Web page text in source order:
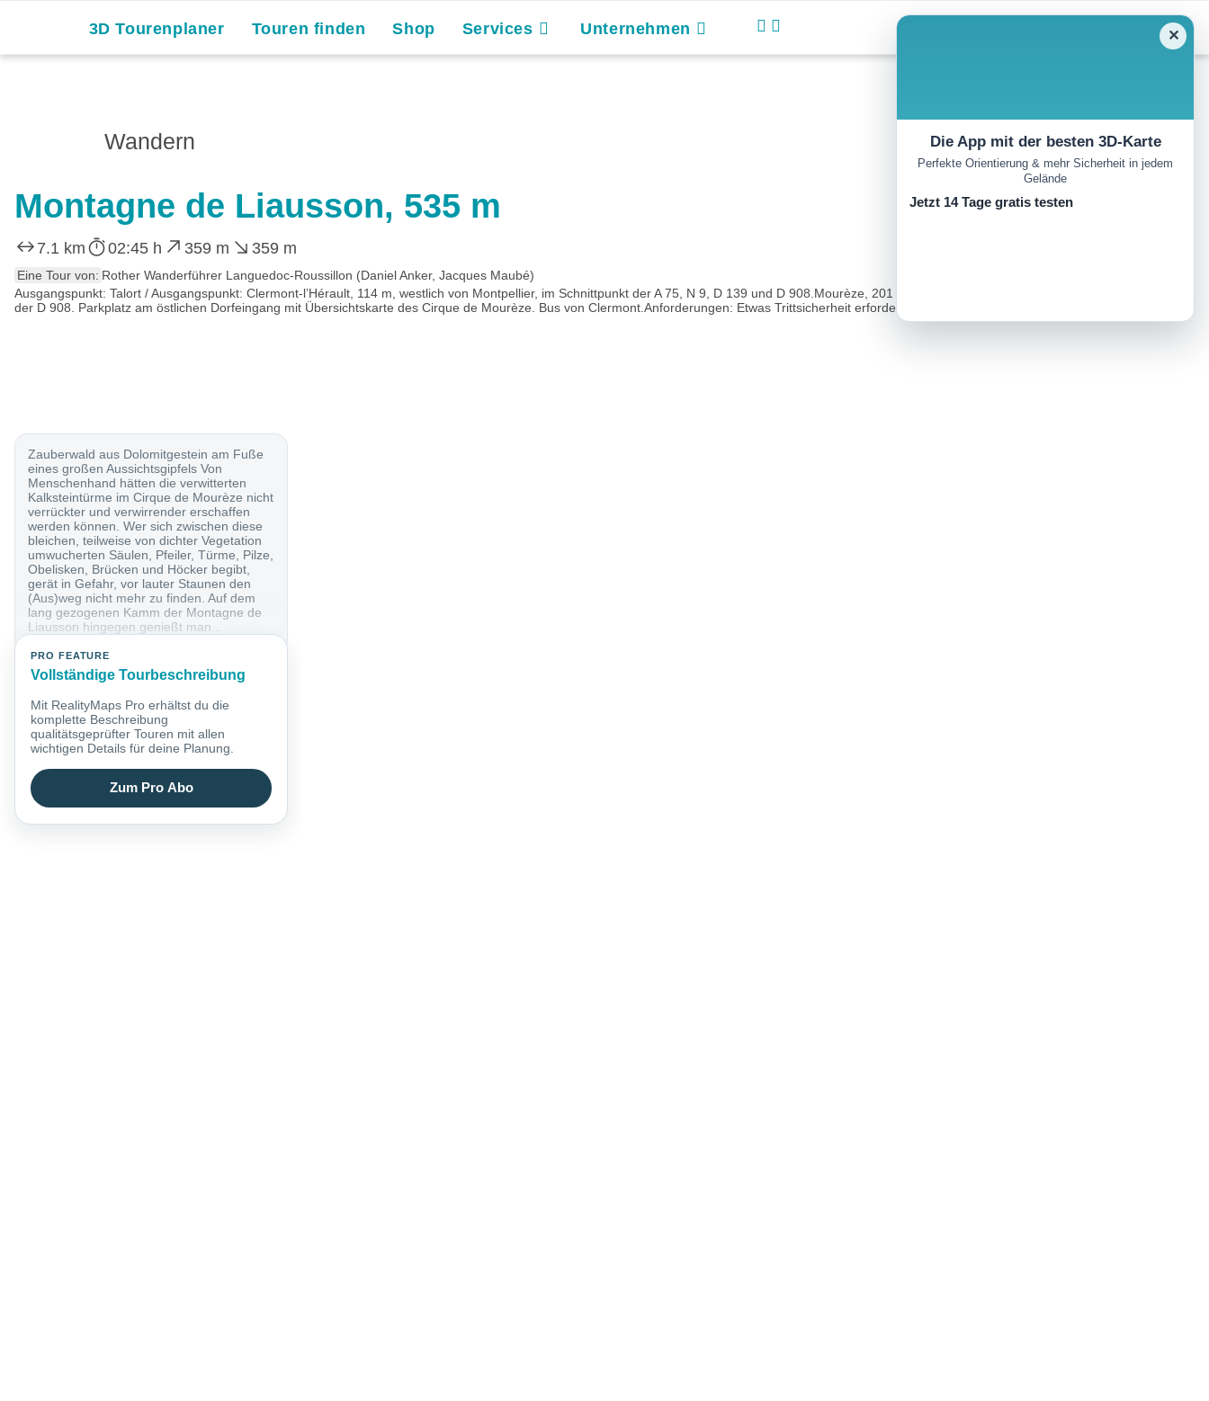
3D Tourenplaner Touren finden Shop Services Unternehmen
Wandern
Montagne de Liausson, 535 m
7.1 km 02:45 h 359 m 359 m
Eine Tour von: Rother Wanderführer Languedoc-Roussillon (Daniel Anker, Jacques Maubé)
Ausgangspunkt: Talort / Ausgangspunkt: Clermont-l’Hérault, 114 m, westlich von Montpellier, im Schnittpunkt der A 75, N 9, D 139 und D 908.Mourèze, 201 m, westlich von Clermont-l’Hérault; Abzweigung von
der D 908. Parkplatz am östlichen Dorfeingang mit Übersichtskarte des Cirque de Mourèze. Bus von Clermont.Anforderungen: Etwas Trittsicherheit erforderlich...
Zauberwald aus Dolomitgestein am Fuße
eines großen Aussichtsgipfels Von
Menschenhand hätten die verwitterten
Kalksteintürme im Cirque de Mourèze nicht
verrückter und verwirrender erschaffen
werden können. Wer sich zwischen diese
bleichen, teilweise von dichter Vegetation
umwucherten Säulen, Pfeiler, Türme, Pilze,
Obelisken, Brücken und Höcker begibt,
gerät in Gefahr, vor lauter Staunen den
(Aus)weg nicht mehr zu finden. Auf dem
lang gezogenen Kamm der Montagne de
Liausson hingegen genießt man...
PRO FEATURE
Vollständige Tourbeschreibung
Mit RealityMaps Pro erhältst du die
komplette Beschreibung
qualitätsgeprüfter Touren mit allen
wichtigen Details für deine Planung.
Zum Pro Abo
✕
Die App mit der besten 3D-Karte
Perfekte Orientierung & mehr Sicherheit in jedem
Gelände
Jetzt 14 Tage gratis testen